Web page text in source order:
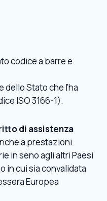
codice a barre e
Stato che l’ha
ISO 3166-1).
di assistenza
a prestazioni
in seno agli altri Paesi
in cui sia convalidata
Europea